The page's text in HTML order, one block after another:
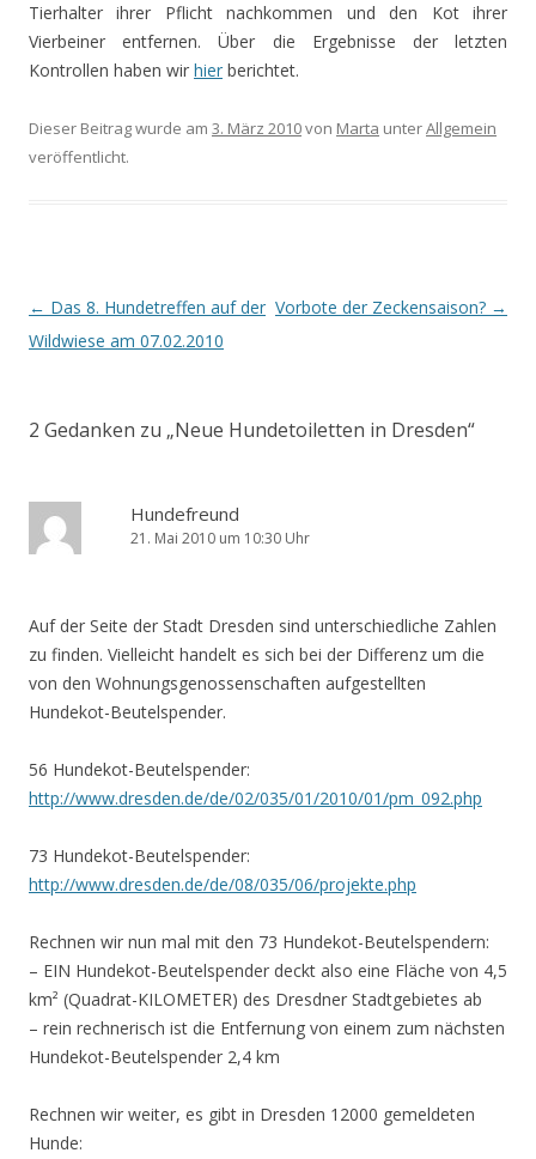
Tierhalter ihrer Pflicht nachkommen und den Kot ihrer
Vierbeiner entfernen. Über die Ergebnisse der letzten
Kontrollen haben wir hier berichtet.
Dieser Beitrag wurde am 3. März 2010von Marta unterAllgemein
veröffentlicht.
Beitrags-
Navigation
← Das 8. Hundetreffen auf der
Wildwiese am 07.02.2010
Vorbote der Zeckensaison? →
2 Gedanken zu „Neue Hundetoiletten in Dresden“
Hundefreund
21. Mai 2010 um 10:30 Uhr
Auf der Seite der Stadt Dresden sind unterschiedliche Zahlen
zu finden. Vielleicht handelt es sich bei der Differenz um die
von den Wohnungsgenossenschaften aufgestellten
Hundekot-Beutelspender.
56 Hundekot-Beutelspender:
http://www.dresden.de/de/02/035/01/2010/01/pm_092.php
73 Hundekot-Beutelspender:
http://www.dresden.de/de/08/035/06/projekte.php
Rechnen wir nun mal mit den 73 Hundekot-Beutelspendern:
– EIN Hundekot-Beutelspender deckt also eine Fläche von 4,5
km² (Quadrat-KILOMETER) des Dresdner Stadtgebietes ab
– rein rechnerisch ist die Entfernung von einem zum nächsten
Hundekot-Beutelspender 2,4 km
Rechnen wir weiter, es gibt in Dresden 12000 gemeldeten
Hunde: